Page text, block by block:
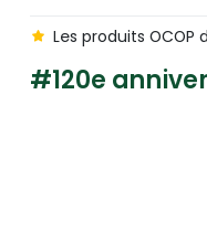
Les produits
#120e